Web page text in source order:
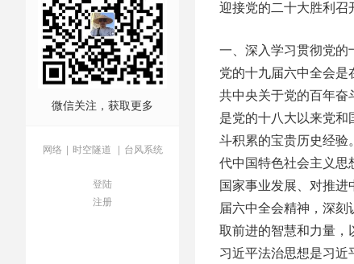
微信关注，获取更多
网络 | 时空隧道 | 台风系统
登陆
注册
迎接党的二十大胜利召
一、深入学习贯彻党
党的十九届六中全会
共中央关于党的百年
是党的十八大以来党
斗积累的宝贵历史经
代中国特色社会主义
国家事业发展、对推
届六中全会精神，深刻
取前进的智慧和力量，
习近平法治思想是习